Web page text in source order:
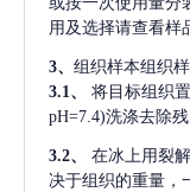
用及选择请查看样
3、 组织样本组织
3.1、
将目标组织
pH=7.4)洗涤去除
3.2、
在冰上用裂
决于组织的重量，